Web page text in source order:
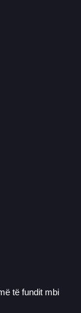
të fundit mbi